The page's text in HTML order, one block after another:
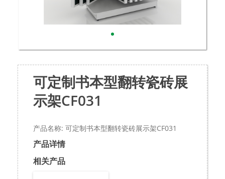
可定制书本型翻转瓷砖展
示架CF031
产品名称: 可定制书本型翻转瓷砖展示架CF031
产品详情
相关产品